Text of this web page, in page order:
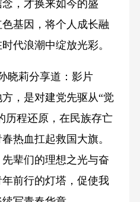
，才换来如今的盛
基因，将个人成长融
代浪潮中绽放光彩。
莉分享道：影片
方，是对建党先驱从“觉
历程还原，在民族存亡
热血扛起救国大旗。
辈们的理想之光与奋
前行的灯塔，促使我